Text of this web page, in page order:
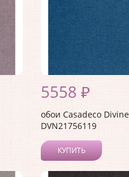
5558 ₽
обои Casadeco Divine
DVN21756119
КУПИТЬ